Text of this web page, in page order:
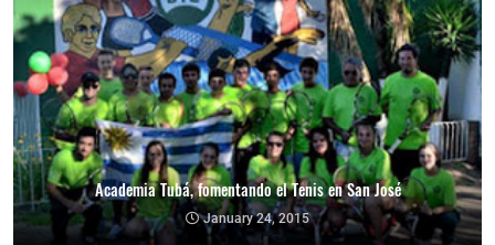
Academia Tubá, fomentando el Tenis en San José
January 24, 2015